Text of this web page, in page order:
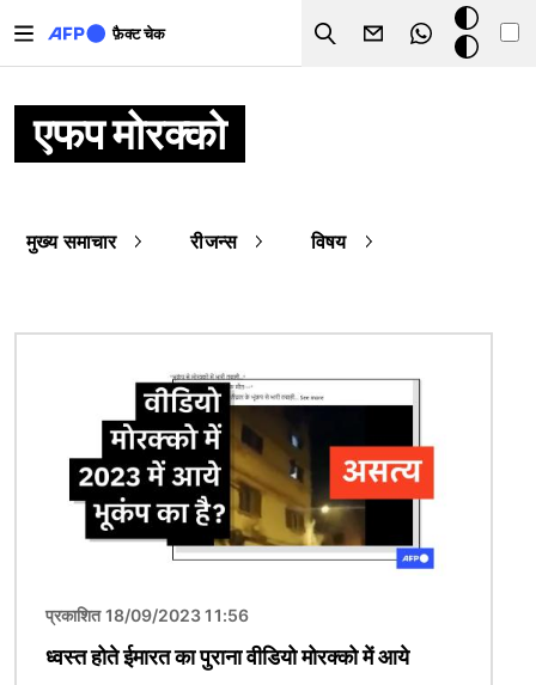
फ़ैक्ट चेक
Search
डार्क
मोड
एफप मोरक्को
मुख्य समाचार रीजन्स विषय
प्रकाशित 18/09/2023 11:56
ध्वस्त होते ईमारत का पुराना वीडियो मोरक्को में आये